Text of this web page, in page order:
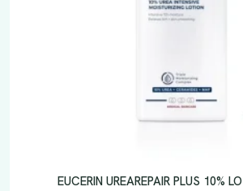
EUCERIN UREAREPAIR PLUS 10%